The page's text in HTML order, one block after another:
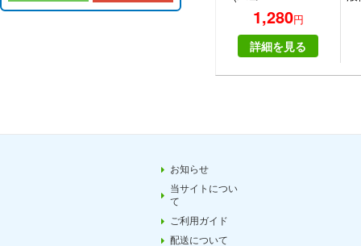
パ)|HIMALAYA
BRAHMI1,280円
詳細を見る
お知らせ
当サイトについ
て
ご利用ガイド
配送について